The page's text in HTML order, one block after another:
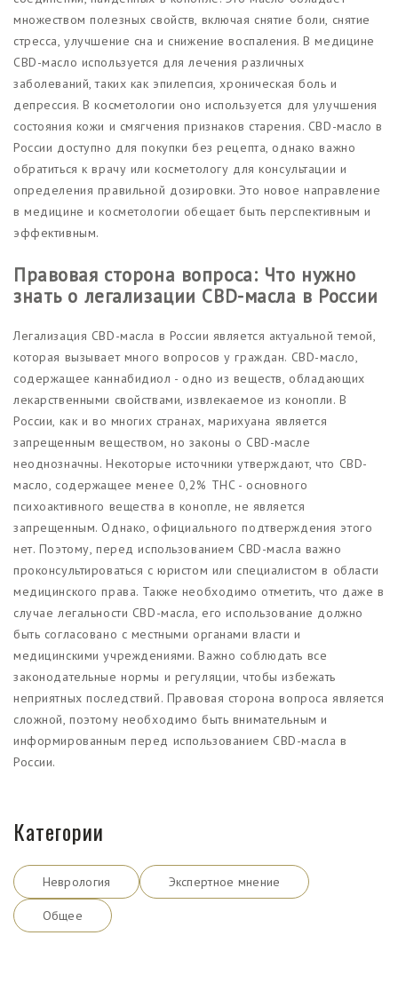
множеством полезных свойств, включая снятие боли, снятие
стресса, улучшение сна и снижение воспаления. В медицине
CBD-масло используется для лечения различных
заболеваний, таких как эпилепсия, хроническая боль и
депрессия. В косметологии оно используется для улучшения
состояния кожи и смягчения признаков старения. CBD-масло в
России доступно для покупки без рецепта, однако важно
обратиться к врачу или косметологу для консультации и
определения правильной дозировки. Это новое направление
в медицине и косметологии обещает быть перспективным и
эффективным.
Правовая сторона вопроса: Что нужно
знать о легализации CBD-масла в России
Легализация CBD-масла в России является актуальной темой,
которая вызывает много вопросов у граждан. CBD-масло,
содержащее каннабидиол - одно из веществ, обладающих
лекарственными свойствами, извлекаемое из конопли. В
России, как и во многих странах, марихуана является
запрещенным веществом, но законы о CBD-масле
неоднозначны. Некоторые источники утверждают, что CBD-
масло, содержащее менее 0,2% THC - основного
психоактивного вещества в конопле, не является
запрещенным. Однако, официального подтверждения этого
нет. Поэтому, перед использованием CBD-масла важно
проконсультироваться с юристом или специалистом в области
медицинского права. Также необходимо отметить, что даже в
случае легальности CBD-масла, его использование должно
быть согласовано с местными органами власти и
медицинскими учреждениями. Важно соблюдать все
законодательные нормы и регуляции, чтобы избежать
неприятных последствий. Правовая сторона вопроса является
сложной, поэтому необходимо быть внимательным и
информированным перед использованием CBD-масла в
России.
Категории
Неврология Экспертное мнение
Общее